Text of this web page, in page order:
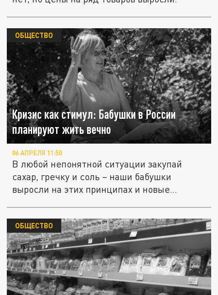
Кризис как стимул: Бабушки в России
планируют жить вечно
ОБЩЕСТВО
06 АПРЕЛЯ 11:50
В любой непонятной ситуации закупай
сахар, гречку и соль – наши бабушки
выросли на этих принципах и новые...
ОБЩЕСТВО